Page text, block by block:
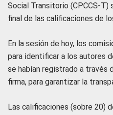
Social Transitorio (CPCCS-T)
final de las calificaciones de
En la sesión de hoy, los
para identificar a los autores
se habían registrado a través
firma, para garantizar la
Las calificaciones (sobre 20)